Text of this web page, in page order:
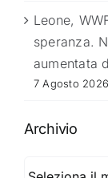
Leone,
speranza.
aumentata
7 Agosto 2026
Archivio